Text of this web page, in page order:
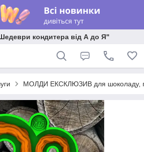
кондитера від А до Я"
МОЛДИ ЕКСКЛЮЗИВ для шоколаду,